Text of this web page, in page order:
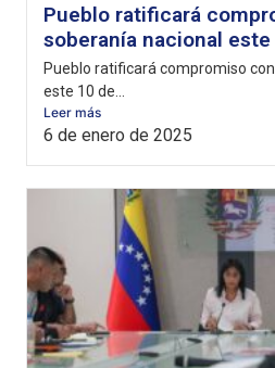
Pueblo ratificará
soberanía nacional
Pueblo ratificará compromiso
este 10 de...
Leer más
6 de enero de 2025